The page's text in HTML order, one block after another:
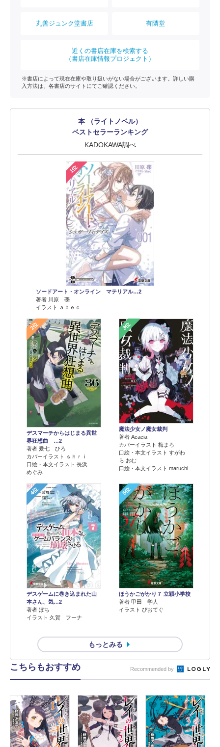
丸善ジュンク堂書店 有隣堂
近くの書店在庫を検索する
（書店在庫情報プロジェクト）
※書店によって現在在庫や取り扱いがない場合がございます。詳しい購
入方法は、各書店のサイトにてご確認ください。
本 （ライトノベル）
ベストセラーランキング
KADOKAWA調べ
1位
ソードアート・オンライン マテリアル…2
著者 川原 礫
イラスト ａｂｅｃ
2位
デスマーチからはじまる異世
界狂想曲 …2
著者 愛七 ひろ
カバーイラスト ｓｈｒｉ
口絵・本文イラスト 長浜
めぐみ
3位
魔法少女ノ魔女裁判
著者 Acacia
カバーイラスト 梅まろ
口絵・本文イラスト すがわ
ら おむ
口絵・本文イラスト maruchi
4位
デスゲームに巻き込まれた山
本さん、気…2
著者 ぽち
イラスト 久賀 フーナ
5位
ほうかごがかり７ 立穎小学校
著者 甲田 学人
イラスト ぴおてぐ
もっとみる
こちらもおすすめ Recommended by